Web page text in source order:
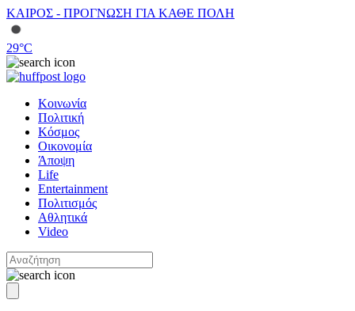
ΚΑΙΡΟΣ - ΠΡΟΓΝΩΣΗ ΓΙΑ ΚΑΘΕ ΠΟΛΗ
29°C
Κοινωνία
Πολιτική
Κόσμος
Οικονομία
Άποψη
Life
Entertainment
Πολιτισμός
Αθλητικά
Video